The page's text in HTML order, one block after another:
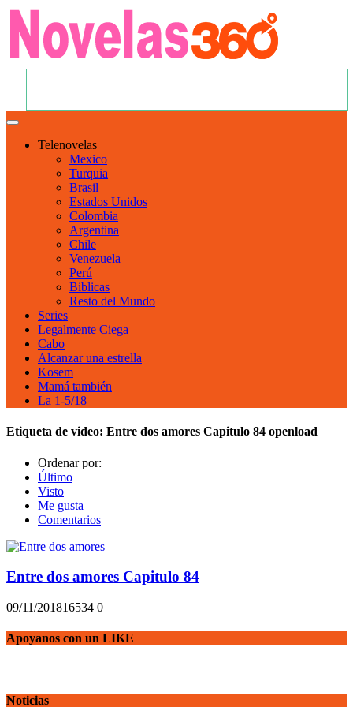
Telenovelas
Mexico
Turquia
Brasil
Estados Unidos
Colombia
Argentina
Chile
Venezuela
Perú
Biblicas
Resto del Mundo
Series
Legalmente Ciega
Cabo
Alcanzar una estrella
Kosem
Mamá también
La 1-5/18
Etiqueta de video: Entre dos amores Capitulo 84 openload
Ordenar por:
Último
Visto
Me gusta
Comentarios
Entre dos amores Capitulo 84
09/11/201816534 0
Apoyanos con un LIKE
Noticias